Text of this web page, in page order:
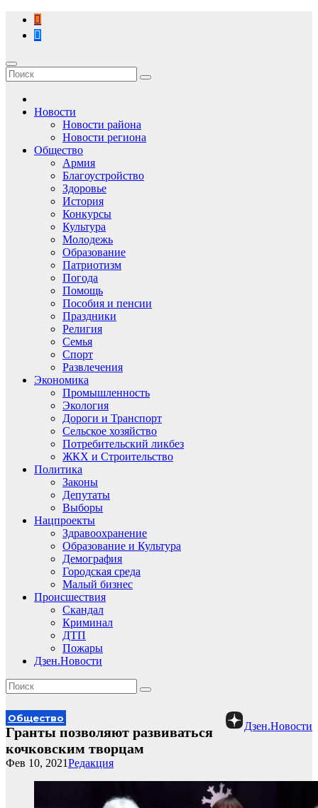
Перейти
содержимому
Новости
Новости района
Новости региона
Общество
Армия
Благоустройство
Здоровье
История
Конкурсы
Культура
Молодежь
Образование
Патриотизм
Погода
Помощь
Пособия и пенсии
Праздники
Религия
Семья
Спорт
Развлечения
Экономика
Промышленность
Экология
Дороги и Транспорт
Сельское хозяйство
Потребительский ликбез
ЖКХ и Строительство
Политика
Законы
Депутаты
Выборы
Нацпроекты
Здравоохранение
Образование и Культура
Демография
Городская среда
Малый бизнес
Происшествия
Скандал
Криминал
ДТП
Пожары
Дзен.Новости
Дзен.Новости
Общество
Гранты позволяют развиваться
кочковским творцам
Редакция
Фев 10, 2021